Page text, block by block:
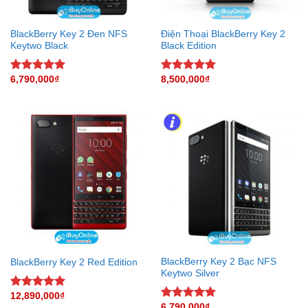
BlackBerry Key 2 Đen NFS
Keytwo Black
Rated5.00
6,790,000₫
Điện Thoại BlackBerry Key 2
Black Edition
Rated5.00
8,500,000₫
BlackBerry Key 2 Red Edition
Rated5.00
12,890,000₫
BlackBerry Key 2 Bạc NFS
Keytwo Silver